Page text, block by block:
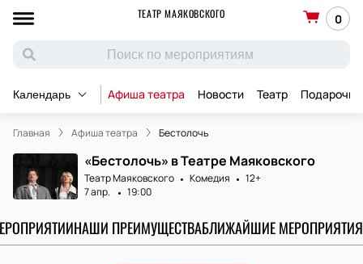
ТЕАТР МАЯКОВСКОГО 0
Календарь Афиша театра Новости Театр
Главная Афиша театра Бестолочь
«Бестолочь» в Театре Маяковского
Театр Маяковского Комедия
12+
7 апр.
19:00
НАШИ ПРЕИМУЩЕСТВАБЛИЖАЙШИЕ МЕРОПРИЯТИЯ